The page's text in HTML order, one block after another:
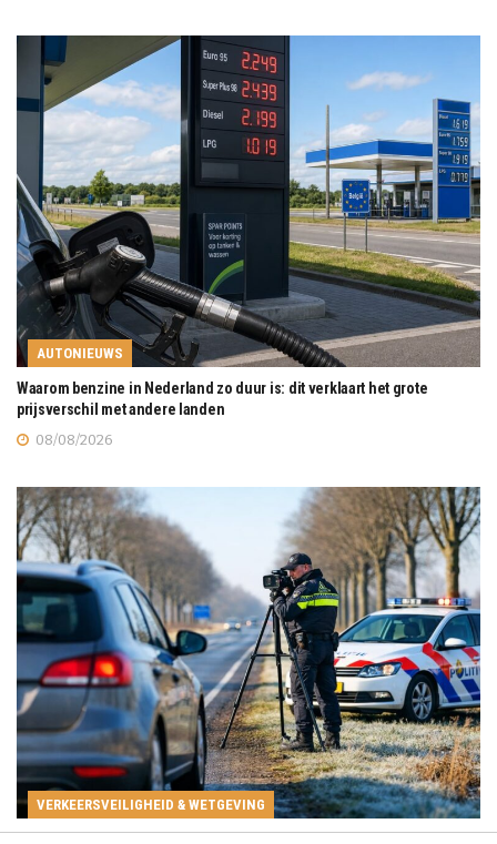
AUTONIEUWS
Waarom benzine in Nederland zo duur is: dit verklaart het grote
prijsverschil met andere landen
08/08/2026
VERKEERSVEILIGHEID & WETGEVING